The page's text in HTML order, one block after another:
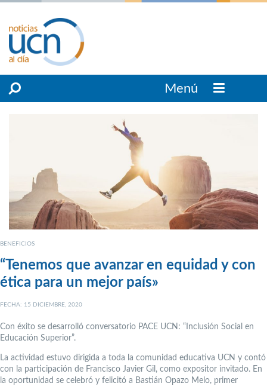
Menú
BENEFICIOS
“Tenemos que avanzar en equidad y con
ética para un mejor país»
FECHA: 15 DICIEMBRE, 2020
Con éxito se desarrolló conversatorio PACE UCN: “Inclusión Social en
Educación Superior”.
La actividad estuvo dirigida a toda la comunidad educativa UCN y contó
con la participación de Francisco Javier Gil, como expositor invitado. En
la oportunidad se celebró y felicitó a Bastián Opazo Melo, primer